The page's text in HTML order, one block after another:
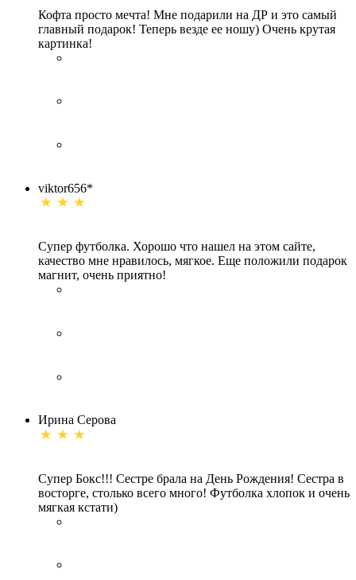
Кофта просто мечта! Мне подарили на ДР и это самый
главный подарок! Теперь везде ее ношу) Очень крутая
картинка!
viktor656*
Супер футболка. Хорошо что нашел на этом сайте,
качество мне нравилось, мягкое. Еще положили подарок
магнит, очень приятно!
Ирина Серова
Супер Бокс!!! Сестре брала на День Рождения! Сестра в
восторге, столько всего много! Футболка хлопок и очень
мягкая кстати)